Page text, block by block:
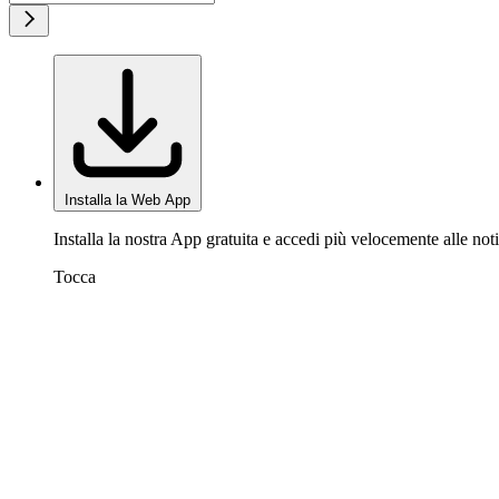
Installa la Web App
Installa la nostra App gratuita e accedi più velocemente alle
Tocca